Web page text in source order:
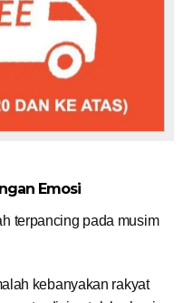
Emosi
terpancing pada musim
kebanyakan rakyat